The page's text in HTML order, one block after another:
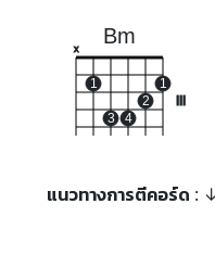
Bm
x
1
3 4
2
1
แนวทางการตีคอร์ด :